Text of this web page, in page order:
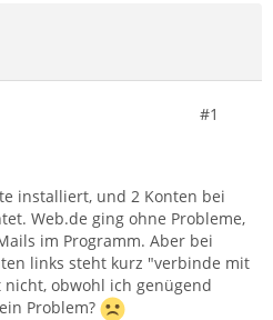
#1
installiert, und 2 Konten bei
Web.de ging ohne Probleme,
im Programm. Aber bei
links steht kurz "verbinde mit
obwohl ich genügend
Problem?